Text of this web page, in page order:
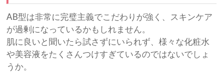
AB型は非常に完璧主義でこだわりが強く、スキンケア
が過剰になっているかもしれません。
肌に良いと聞いたら試さずにいられず、様々な化粧水
や美容液をたくさんつけすぎているのではないでしょ
うか。